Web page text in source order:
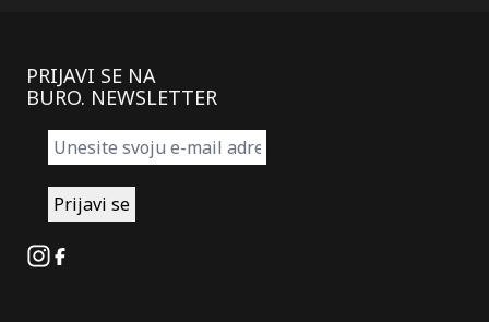
PRIJAVI SE NA
BURO. NEWSLETTER
Instagram
Facebook